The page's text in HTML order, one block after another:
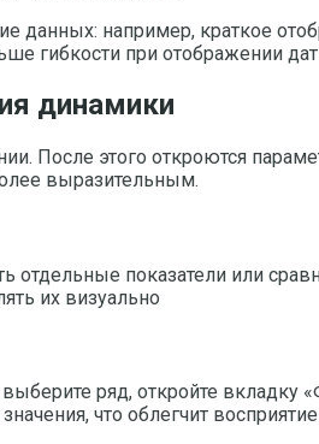
данных: например, краткое
гибкости при отображении
динамики
После этого откроются
выразительным.
показатели или
их визуально
ряд, откройте вкладку
что облегчит